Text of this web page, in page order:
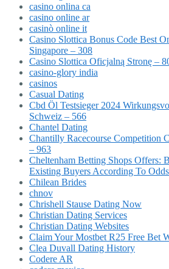
casino onlina ca
casino online ar
casinò online it
Casino Slottica Bonus Code Best
Singapore – 308
Casino Slottica Oficjalną Stronę –
casino-glory india
casinos
Casual Dating
Cbd Öl Testsieger 2024
Schweiz – 566
Chantel Dating
Chantilly Racecourse Competition
– 963
Cheltenham Betting Shops Offers:
Existing Buyers According To
Chilean Brides
chnov
Chrishell Stause Dating Now
Christian Dating Services
Christian Dating Websites
Claim Your Mostbet R25 Free Bet
Clea Duvall Dating History
Codere AR